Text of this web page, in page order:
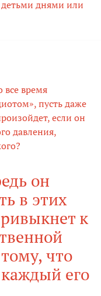
детьми днями или
все время
пусть даже
если он
давления,
он
в этих
к
что
его